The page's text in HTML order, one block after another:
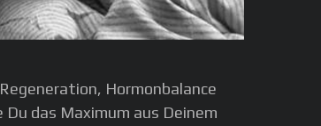
Hormonbalance
das Maximum aus Deinem